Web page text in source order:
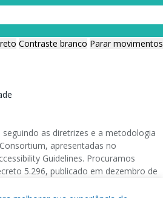
Contraste branco Parar movimentos
as diretrizes e a metodologia
apresentadas no
Guidelines. Procuramos
5.296, publicado em dezembro de